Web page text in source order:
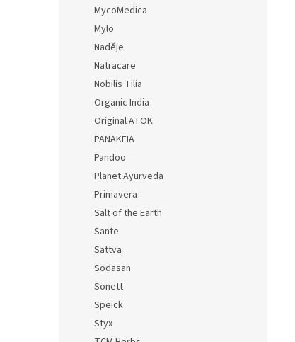
MycoMedica
Mylo
Naděje
Natracare
Nobilis Tilia
Organic India
Original ATOK
PANAKEIA
Pandoo
Planet Ayurveda
Primavera
Salt of the Earth
Sante
Sattva
Sodasan
Sonett
Speick
Styx